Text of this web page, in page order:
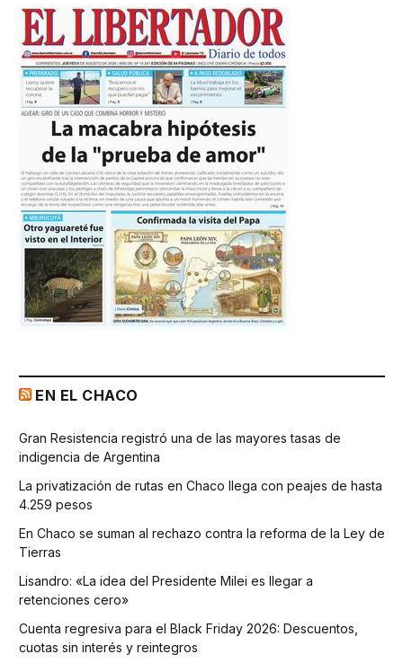
EN EL CHACO
Gran Resistencia registró una de las mayores tasas de
indigencia de Argentina
La privatización de rutas en Chaco llega con peajes de hasta
4.259 pesos
En Chaco se suman al rechazo contra la reforma de la Ley de
Tierras
Lisandro: «La idea del Presidente Milei es llegar a
retenciones cero»
Cuenta regresiva para el Black Friday 2026: Descuentos,
cuotas sin interés y reintegros